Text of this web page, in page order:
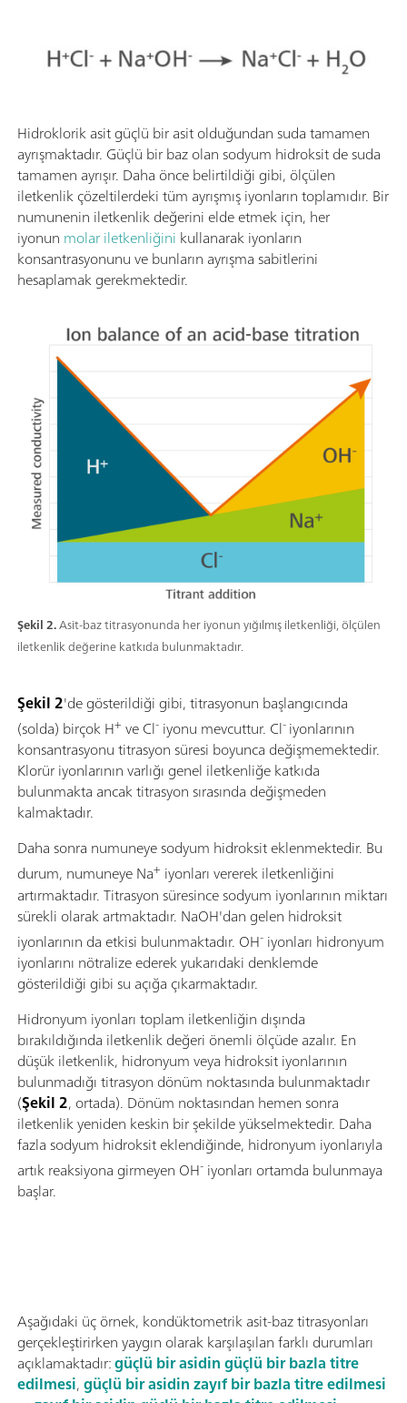
Hidroklorik asit güçlü bir asit olduğundan suda tamamen
ayrışmaktadır. Güçlü bir baz olan sodyum hidroksit de suda
tamamen ayrışır. Daha önce belirtildiği gibi, ölçülen
iletkenlik çözeltilerdeki tüm ayrışmış iyonların toplamıdır. Bir
numunenin iletkenlik değerini elde etmek için, her
iyonun molar iletkenliğini kullanarak iyonların
konsantrasyonunu ve bunların ayrışma sabitlerini
hesaplamak gerekmektedir.
Şekil 2.Asit-baz titrasyonunda her iyonun yığılmış iletkenliği, ölçülen
iletkenlik değerine katkıda bulunmaktadır.
Şekil 2'de gösterildiği gibi, titrasyonun başlangıcında
(solda) birçok H+ ve Cl- iyonu mevcuttur. Cl-iyonlarının
konsantrasyonu titrasyon süresi boyunca değişmemektedir.
Klorür iyonlarının varlığı genel iletkenliğe katkıda
bulunmakta ancak titrasyon sırasında değişmeden
kalmaktadır.
Daha sonra numuneye sodyum hidroksit eklenmektedir. Bu
durum, numuneye Na+ iyonları vererek iletkenliğini
artırmaktadır. Titrasyon süresince sodyum iyonlarının miktarı
sürekli olarak artmaktadır. NaOH'dan gelen hidroksit
iyonlarının da etkisi bulunmaktadır. OH- iyonları hidronyum
iyonlarını nötralize ederek yukarıdaki denklemde
gösterildiği gibi su açığa çıkarmaktadır.
Hidronyum iyonları toplam iletkenliğin dışında
bırakıldığında iletkenlik değeri önemli ölçüde azalır. En
düşük iletkenlik, hidronyum veya hidroksit iyonlarının
bulunmadığı titrasyon dönüm noktasında bulunmaktadır
(Şekil 2, ortada). Dönüm noktasından hemen sonra
iletkenlik yeniden keskin bir şekilde yükselmektedir. Daha
fazla sodyum hidroksit eklendiğinde, hidronyum iyonlarıyla
artık reaksiyona girmeyen OH- iyonları ortamda bulunmaya
başlar.
Aşağıdaki üç örnek, kondüktometrik asit-baz titrasyonları
gerçekleştirirken yaygın olarak karşılaşılan farklı durumları
açıklamaktadır:güçlü bir asidin güçlü bir bazla titre
edilmesi,güçlü bir asidin zayıf bir bazla titre edilmesi